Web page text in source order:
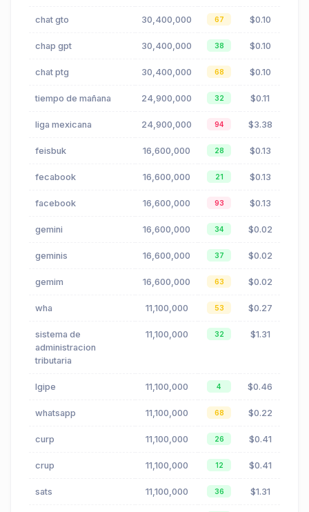
chat gto 30,400,000 67 $0.10
chap gpt 30,400,000 38 $0.10
chat ptg 30,400,000 68 $0.10
tiempo de mañana 24,900,000 32 $0.11
liga mexicana 24,900,000 94 $3.38
feisbuk 16,600,000 28 $0.13
fecabook 16,600,000 21 $0.13
facebook 16,600,000 93 $0.13
gemini 16,600,000 34 $0.02
geminis 16,600,000 37 $0.02
gemim 16,600,000 63 $0.02
wha 11,100,000 53 $0.27
sistema de
administracion
tributaria
11,100,000 32 $1.31
lgipe 11,100,000 4 $0.46
whatsapp 11,100,000 68 $0.22
curp 11,100,000 26 $0.41
crup 11,100,000 12 $0.41
sats 11,100,000 36 $1.31